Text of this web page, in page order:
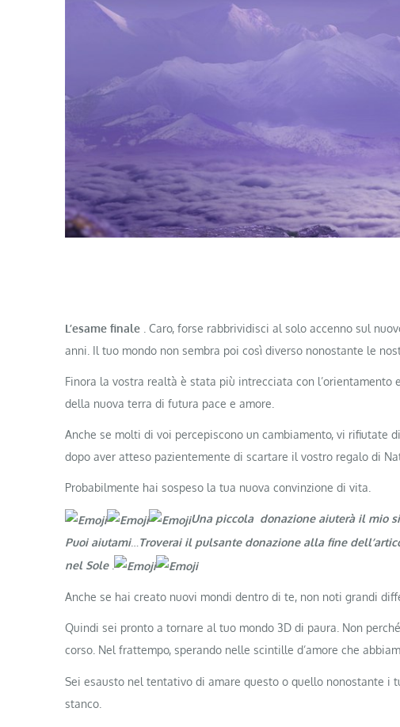
L’esame finale . Caro, forse rabbrividisci al solo accenno sul
anni. Il tuo mondo non sembra poi così diverso nonostante le
Finora la vostra realtà è stata più intrecciata con
della nuova terra di futura pace e amore.
Anche se molti di voi percepiscono un cambiamento, vi rifiutate
dopo aver atteso pazientemente di scartare il vostro regalo di
Probabilmente hai sospeso la tua nuova convinzione di vita.
Una piccola donazione aiuterà il mio
Puoi aiutami… Troverai il pulsante donazione alla fine
nel Sole.
Anche se hai creato nuovi mondi dentro di te, non noti grandi
Quindi sei pronto a tornare al tuo mondo 3D di paura. Non
corso. Nel frattempo, sperando nelle scintille d’amore che
Sei esausto nel tentativo di amare questo o quello nonostante
stanco.